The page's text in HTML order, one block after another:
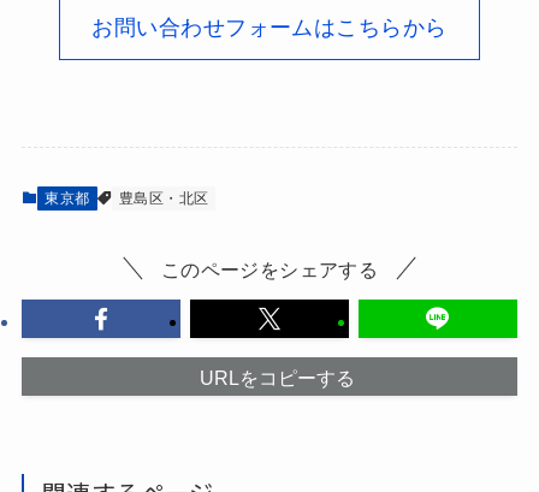
お問い合わせフォームはこちらから
東京都 豊島区・北区
このページをシェアする
URLをコピーする